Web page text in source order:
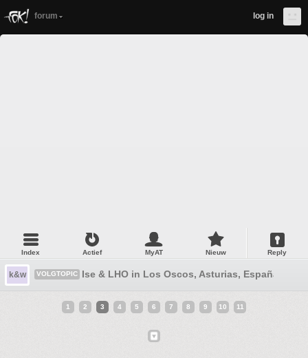
forum log in
Index Actief MyAT Nieuw Reply
k&w VOLGTOPIC Ise & LHO in Los Oscos, Asturias, España
1 2 3 4 5 6 7 8 9 10 11